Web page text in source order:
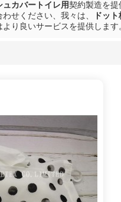
カバートイレ用契約製造を提
せください、我々は、
ドッ
り良いサービスを提供します